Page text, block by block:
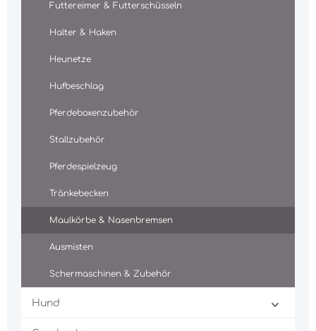
Futtereimer & Futterschüsseln
Halter & Haken
Heunetze
Hufbeschlag
Pferdeboxenzubehör
Stallzubehör
Pferdespielzeug
Tränkebecken
Maulkörbe & Nasenbremsen
Ausmisten
Schermaschinen & Zubehör
Hund